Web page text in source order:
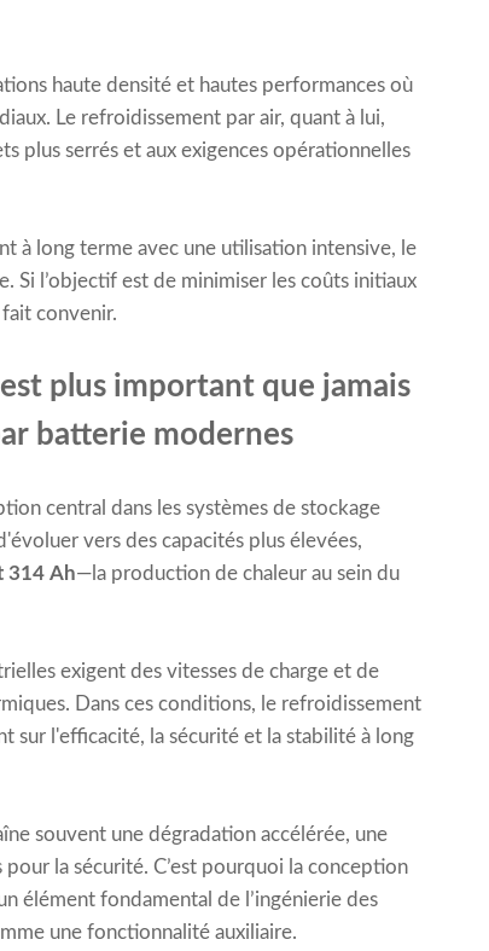
haute densité et hautes performances où
Le refroidissement par air, quant à lui,
plus serrés et aux exigences opérationnelles
à long terme avec une utilisation intensive, le
Si l’objectif est de minimiser les coûts initiaux
convenir.
plus important que jamais
batterie modernes
central dans les systèmes de stockage
vers des capacités plus élevées,
314 Ah—la production de chaleur au sein du
exigent des vitesses de charge et de
Dans ces conditions, le refroidissement
sur l'efficacité, la sécurité et la stabilité à long
souvent une dégradation accélérée, une
la sécurité. C’est pourquoi la conception
élément fondamental de l’ingénierie des
une fonctionnalité auxiliaire.